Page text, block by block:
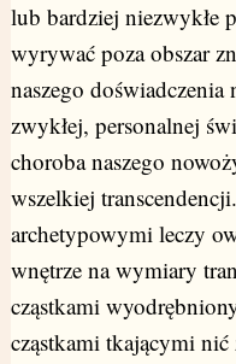
lub bardziej niezwykłe
wyrywać poza obszar
naszego
zwykłej, personalnej
choroba naszego
wszelkiej
archetypowymi leczy
wnętrze na wymiary
cząstkami
cząstkami tkającymi